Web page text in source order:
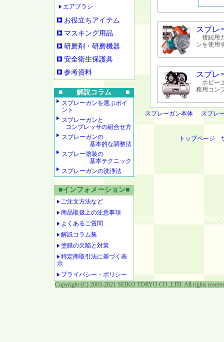
エアブラシ
お役立ちアイテム
マスキング用品
研磨剤・研磨機器
安全衛生保護具
参考資料
■ 解説コラム ■
スプレーガンを選ぶポイ
ント
スプレーガンと
コンプレッサの組合せ方
スプレーガンの
基本的な調整法
スプレー塗装の
基本テクニック
スプレーガンの洗浄法
■インフォメーション■
ご注文方法など
商品取扱上の注意事項
よくあるご質問
解説コラム集
塗膜の欠陥と対策
特定商取引法に基づく表
示
プライバシー・ポリシー
スプレ
接続用
ンを使用
スプレ
ホビー
務用コン
スプレーガン本体 スプレ
トップページ
Copyright (C) 2003-2021 SEIKO TORYO CO.,LTD. All rights